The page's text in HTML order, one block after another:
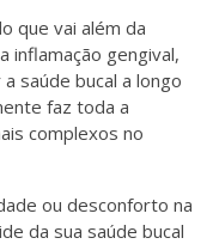
que vai além da
inflamação gengival,
saúde bucal a longo
faz toda a
complexos no
ou desconforto na
da sua saúde bucal